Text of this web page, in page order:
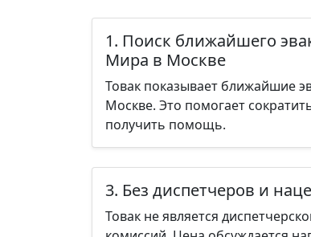
1. Поиск ближайшего
Мира в Москве
Товак показывает ближайшие
Москве. Это помогает
получить помощь.
3. Без диспетчеров и
Товак не является